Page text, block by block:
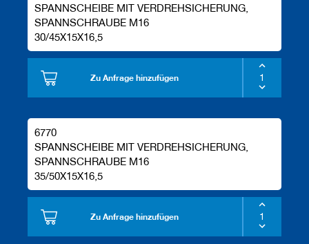
SPANNSCHEIBE MIT VERDREHSICHERUNG,
SPANNSCHRAUBE M16
30/45X15X16,5
Zu Anfrage hinzufügen
6770
SPANNSCHEIBE MIT VERDREHSICHERUNG,
SPANNSCHRAUBE M16
35/50X15X16,5
Zu Anfrage hinzufügen